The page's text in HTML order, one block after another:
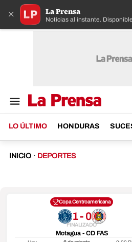
× La Prensa
Noticias al instante.
LO ÚLTIMO HONDURAS
INICIO · DEPORTES
Copa Centroamericana
1 - 0
FINALIZADO
Motagua - CD FAS